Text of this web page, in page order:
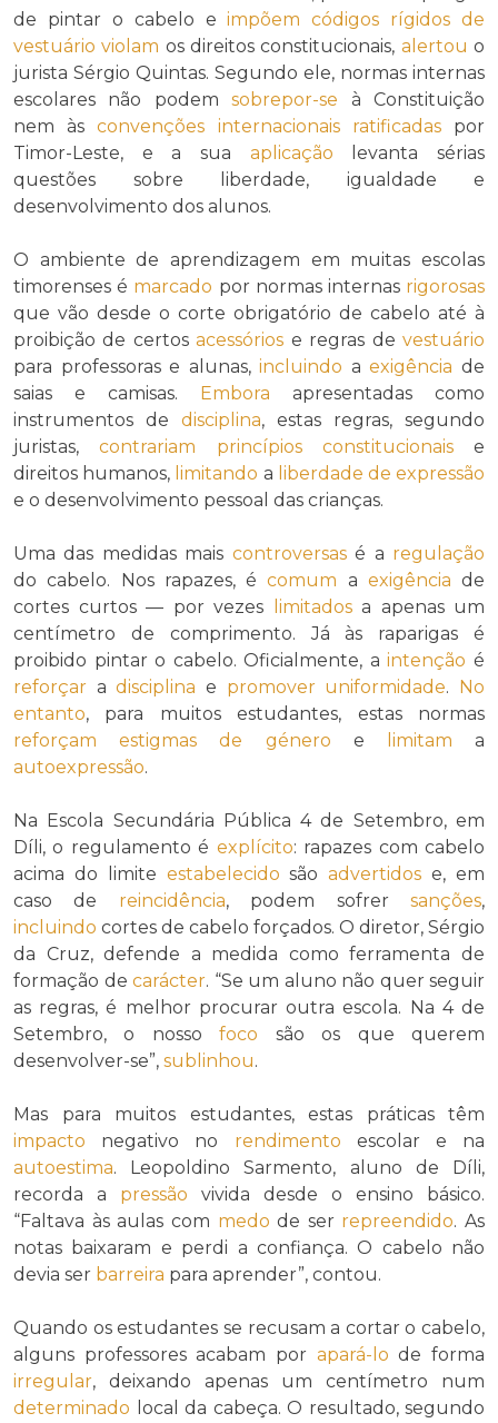
de pintar o cabelo eimpõem códigos rígidos de
vestuário violam os direitos constitucionais, alertou o
jurista Sérgio Quintas. Segundo ele, normas internas
escolares não podemsobrepor-se à Constituição
nem àsconvenções internacionais ratificadaspor
Timor-Leste, e a sua aplicação levanta sérias
questões sobre liberdade, igualdade e
desenvolvimento dos alunos.
O ambiente de aprendizagem em muitas escolas
timorenses é marcado por normas internas rigorosas
que vão desde o corte obrigatório de cabelo até à
proibição de certosacessórios e regras devestuário
para professoras e alunas,incluindo aexigência de
saias e camisas.
Embora apresentadas como
instrumentos de disciplina, estas regras, segundo
juristas,contrariam princípios constitucionaise
direitos humanos, limitando a liberdade de expressão
e o desenvolvimento pessoal das crianças.
Uma das medidas mais controversasé a regulação
do cabelo. Nos rapazes, écomum a exigência de
cortes curtos — por vezes
limitadosa apenas um
centímetro de comprimento. Já às raparigas é
proibido pintar o cabelo. Oficialmente, aintenção é
reforçar adisciplina e promover uniformidade.
No
entanto, para muitos estudantes, estas normas
reforçam
estigmas de género e limitam a
autoexpressão.
Na Escola Secundária Pública 4 de Setembro, em
Díli, o regulamento é explícito: rapazes com cabelo
acima do limite estabelecido sãoadvertidos e, em
caso de reincidência, podem sofrersanções,
incluindo cortes de cabelo forçados. O diretor, Sérgio
da Cruz, defende a medida como ferramenta de
formação de carácter. “Se um aluno não quer seguir
as regras, é melhor procurar outra escola. Na 4 de
Setembro, o nossofoco são os que querem
desenvolver-se”, sublinhou.
Mas para muitos estudantes, estas práticas têm
impacto negativo no rendimento escolar e na
autoestima. Leopoldino Sarmento, aluno de Díli,
recorda a pressão vivida desde o ensino básico.
“Faltava às aulas com medo de ser repreendido. As
notas baixaram e perdi a confiança. O cabelo não
devia ser barreira para aprender”, contou.
Quando os estudantes se recusam a cortar o cabelo,
alguns professores acabam por apará-lo de forma
irregular, deixando apenas um centímetro num
determinado local da cabeça. O resultado, segundo